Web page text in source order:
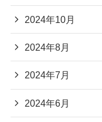
2024年10月
2024年8月
2024年7月
2024年6月